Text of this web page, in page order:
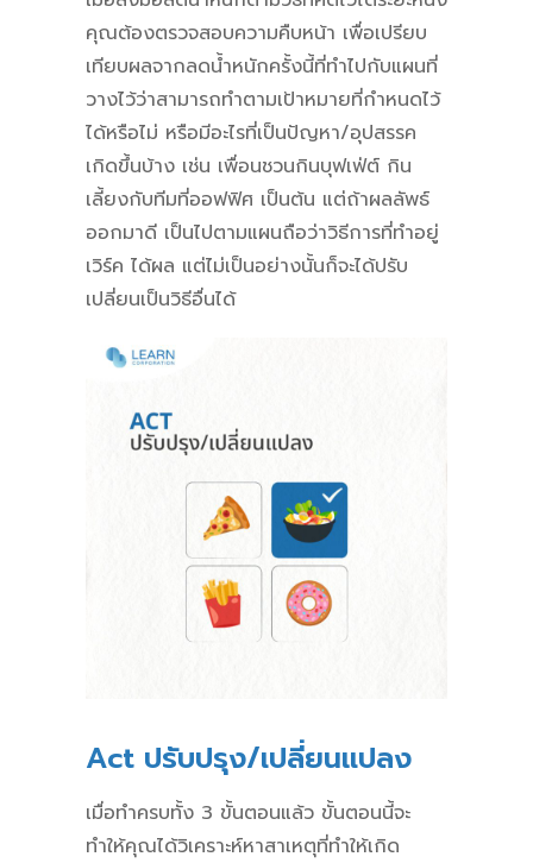
คุณต้องตรวจสอบความคืบหน้า เพื่อเปรียบ
เทียบผลจากลดน้ำหนักครั้งนี้ที่ทำไปกับแผนที่
วางไว้ว่าสามารถทำตามเป้าหมายที่กำหนดไว้
ได้หรือไม่ หรือมีอะไรที่เป็นปัญหา/อุปสรรค
เกิดขึ้นบ้าง เช่น เพื่อนชวนกินบุฟเฟ่ต์ กิน
เลี้ยงกับทีมที่ออฟฟิศ เป็นต้น แต่ถ้าผลลัพธ์
ออกมาดี เป็นไปตามแผนถือว่าวิธีการที่ทำอยู่
เวิร์ค ได้ผล แต่ไม่เป็นอย่างนั้นก็จะได้ปรับ
เปลี่ยนเป็นวิธีอื่นได้
Act ปรับปรุง/เปลี่ยนแปลง
เมื่อทำครบทั้ง 3 ขั้นตอนแล้ว ขั้นตอนนี้จะ
ทำให้คุณได้วิเคราะห์หาสาเหตุที่ทำให้เกิด